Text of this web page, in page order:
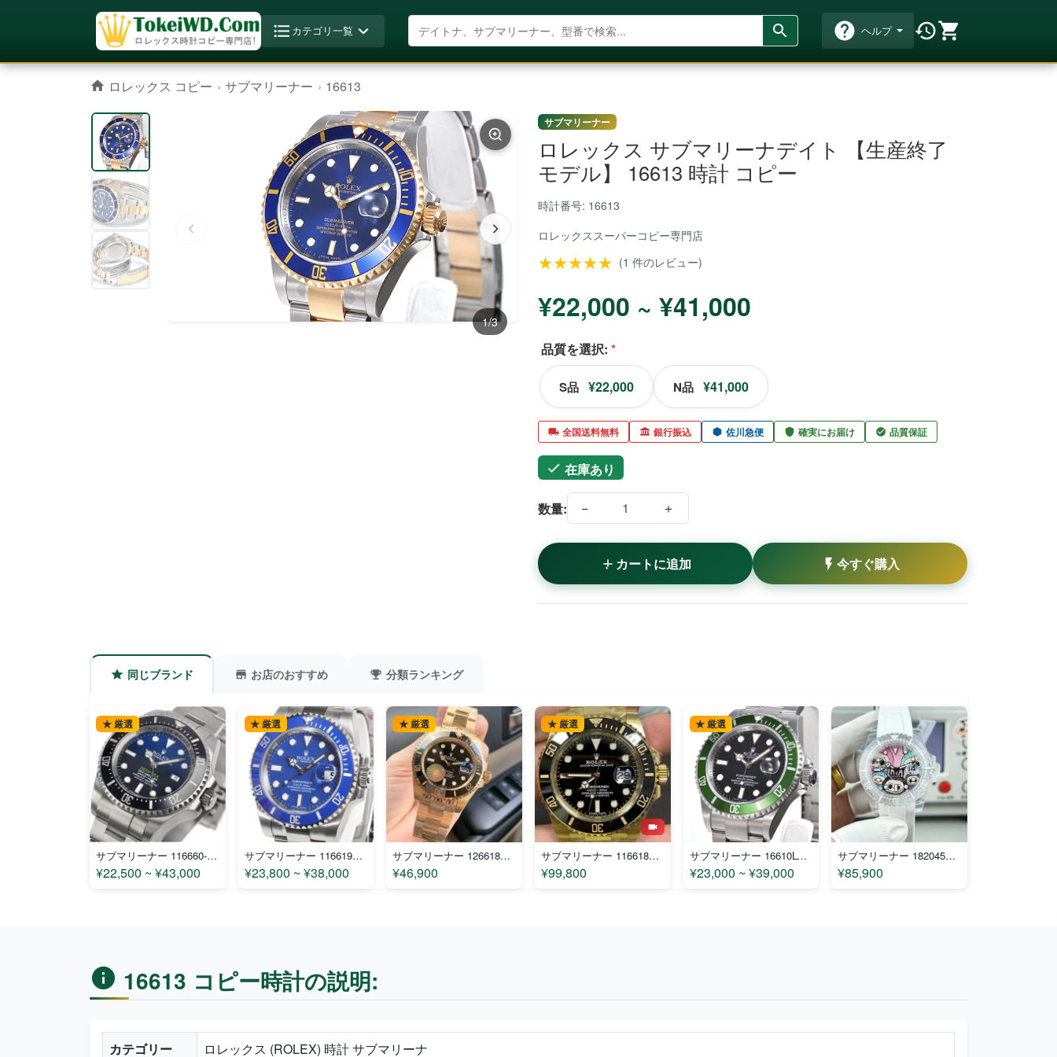
カテゴリ一覧 商品を検索 ヘルプ
ロレックス コピー サブマリーナー 16613
1/3
サブマリーナー
ロレックス サブマリーナデイト 【生産終了
モデル】 16613 時計 コピー
時計番号: 16613
ロレックススーパーコピー専門店
★★★★★ (1 件のレビュー)
¥22,000 ~ ¥41,000
品質を選択: *
S品 ¥22,000 N品 ¥41,000
全国送料無料 銀行振込 佐川急便 確実にお届け 品質保証
在庫あり
数量: − ＋
カートに追加 今すぐ購入
同じブランド お店のおすすめ 分類ランキング
★ 厳選
サブマリーナー 116660-D-blue コピー
¥22,500 ~ ¥43,000
★ 厳選
サブマリーナー 116619LB コピー
¥23,800 ~ ¥38,000
★ 厳選
サブマリーナー 126618LN コピー
¥46,900
★ 厳選
サブマリーナー 116618LN-97208 コピー
¥99,800
★ 厳選
サブマリーナー 16610LV コピー
¥23,000 ~ ¥39,000
サブマリーナー 1820453 コピー
¥85,900
16613 コピー時計の説明:
カテゴリー ロレックス (ROLEX) 時計 サブマリーナ